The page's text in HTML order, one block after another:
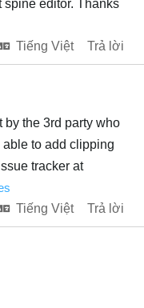
spine editor. Thanks
Tiếng Việt
Trả lời
by the 3rd party who
to add clipping
tracker at
Tiếng Việt
Trả lời